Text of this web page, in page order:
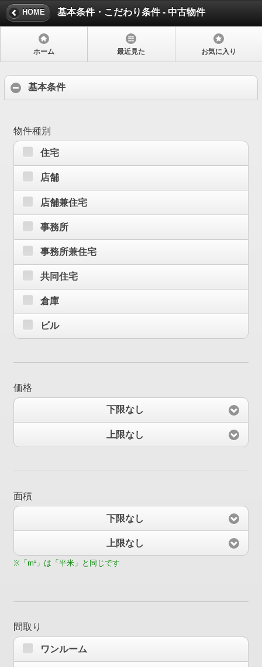
HOME 基本条件・こだわり条件 - 中古物件
ホーム 最近見た お気に入り
基本条件
物件種別
住宅
店舗
店舗兼住宅
事務所
事務所兼住宅
共同住宅
倉庫
ビル
価格
下限なし
上限なし
面積
下限なし
上限なし
※「m²」は「平米」と同じです
間取り
ワンルーム